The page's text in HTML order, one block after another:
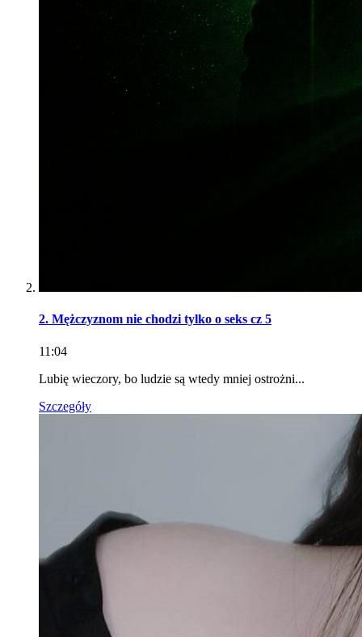
2. Mężczyznom nie chodzi tylko o seks cz 5
11:04
Lubię wieczory, bo ludzie są wtedy mniej ostrożni...
Szczegóły